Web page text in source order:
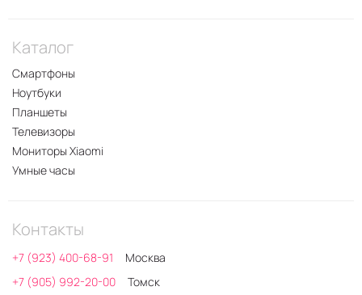
Каталог
Смартфоны
Ноутбуки
Планшеты
Телевизоры
Мониторы Xiaomi
Умные часы
Контакты
+7 (923) 400-68-91
Москва
+7 (905) 992-20-00
Томск